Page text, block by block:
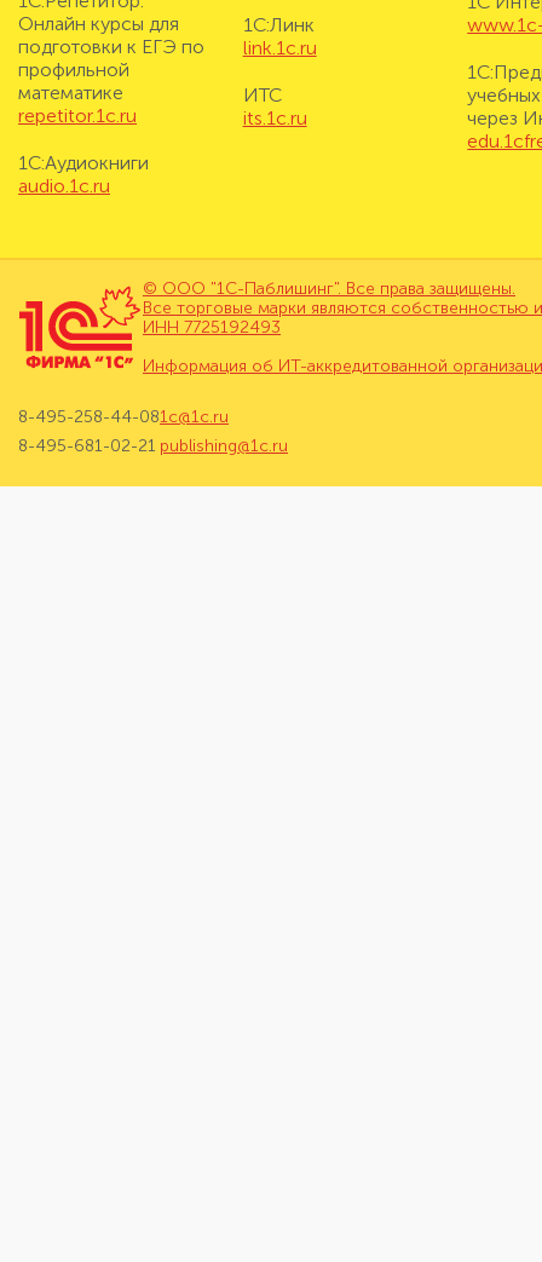
Онлайн курсы для
подготовки к ЕГЭ по
профильной
математике
repetitor.1c.ru
1С:Аудиокниги
audio.1c.ru
1С:Линк
link.1c.ru
ИТС
its.1c.ru
через
© ООО "1С-Паблишинг". Все права защищены.
Все торговые марки являются собственностью
ИНН 7725192493
Информация об ИТ-аккредитованной
8-495-258-44-08
8-495-681-02-21
1c@1c.ru
publishing@1c.ru